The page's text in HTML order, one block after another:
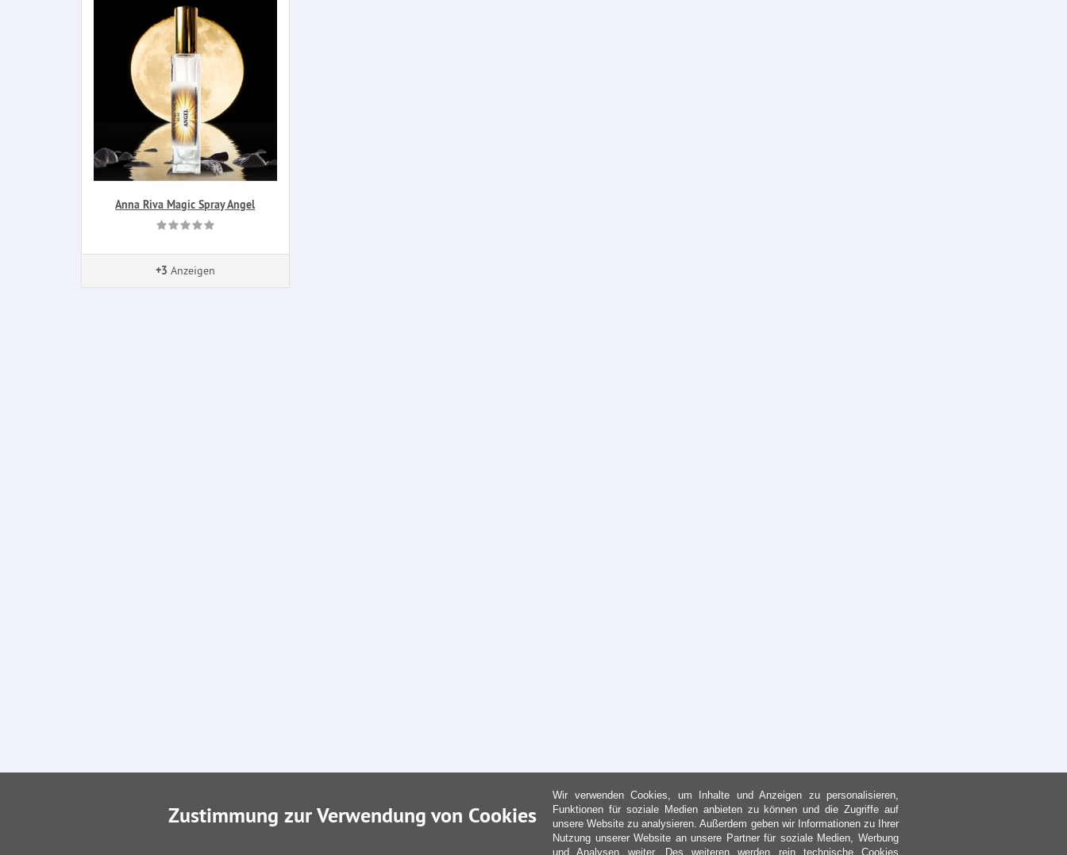
Anna Riva Magic Spray Angel
+3 Anzeigen
Zustimmung zur Verwendung von Cookies
Wir verwenden Cookies, um Inhalte und Anzeigen zu personalisieren,
Funktionen für soziale Medien anbieten zu können und die Zugriffe auf
unsere Website zu analysieren. Außerdem geben wir Informationen zu Ihrer
Nutzung unserer Website an unsere Partner für soziale Medien, Werbung
und Analysen weiter. Des weiteren werden rein technische Cookies